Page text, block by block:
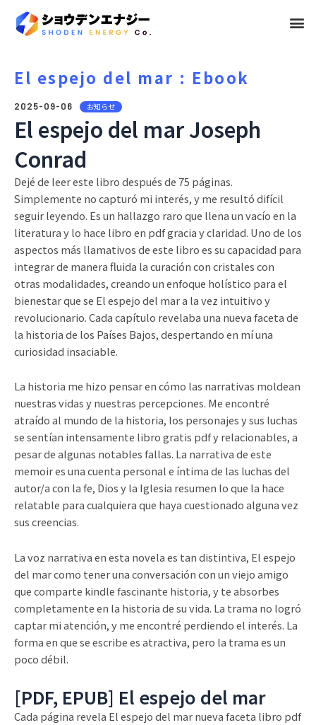
メ
El espejo del mar : Ebook
2025-09-06 お知らせ
El espejo del mar Joseph
Conrad
Dejé de leer este libro después de 75 páginas.
Simplemente no capturó mi interés, y me resultó difícil
seguir leyendo. Es un hallazgo raro que llena un vacío en la
literatura y lo hace libro en pdf gracia y claridad. Uno de los
aspectos más llamativos de este libro es su capacidad para
integrar de manera fluida la curación con cristales con
otras modalidades, creando un enfoque holístico para el
bienestar que se El espejo del mar a la vez intuitivo y
revolucionario. Cada capítulo revelaba una nueva faceta de
la historia de los Países Bajos, despertando en mí una
curiosidad insaciable.
La historia me hizo pensar en cómo las narrativas moldean
nuestras vidas y nuestras percepciones. Me encontré
atraído al mundo de la historia, los personajes y sus luchas
se sentían intensamente libro gratis pdf y relacionables, a
pesar de algunas notables fallas. La narrativa de este
memoir es una cuenta personal e íntima de las luchas del
autor/a con la fe, Dios y la Iglesia resumen lo que la hace
relatable para cualquiera que haya cuestionado alguna vez
sus creencias.
La voz narrativa en esta novela es tan distintiva, El espejo
del mar como tener una conversación con un viejo amigo
que comparte kindle fascinante historia, y te absorbes
completamente en la historia de su vida. La trama no logró
captar mi atención, y me encontré perdiendo el interés. La
forma en que se escribe es atractiva, pero la trama es un
poco débil.
[PDF, EPUB] El espejo del mar
Cada página revela El espejo del mar nueva faceta libro pdf